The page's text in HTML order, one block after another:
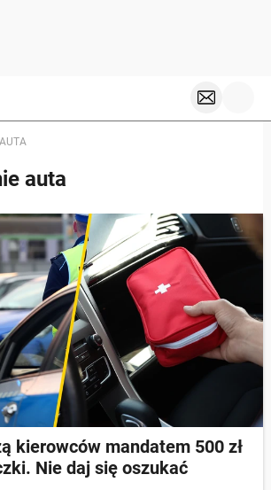
auta
kierowców mandatem 500 zł
Nie daj się oszukać